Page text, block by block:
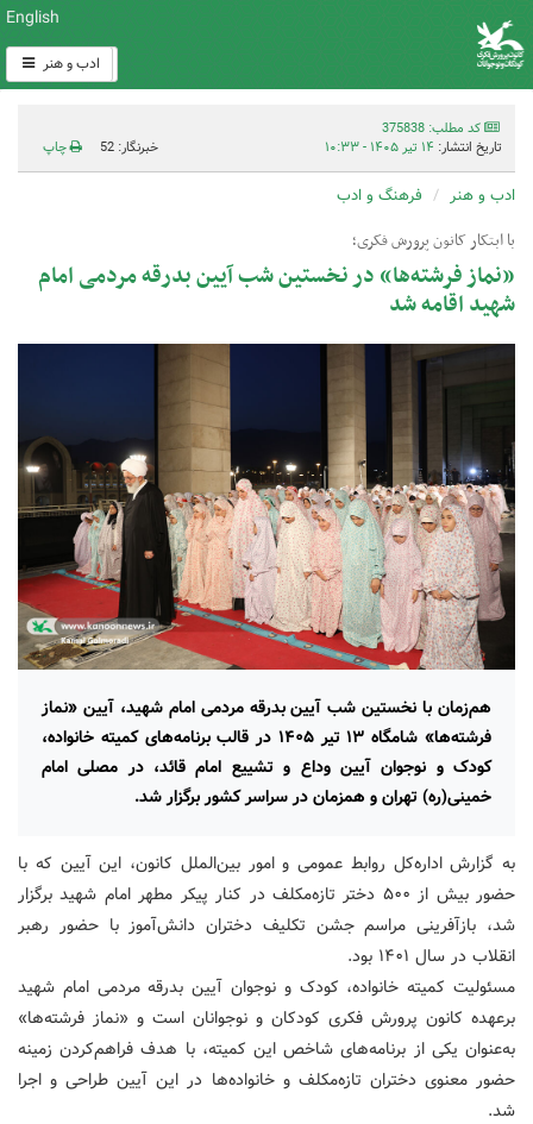
English
ادب و هنر
کد مطلب: 375838
تاریخ انتشار: ۱۴ تیر ۱۴۰۵ - ۱۰:۳۳ خبرنگار: 52 چاپ
ادب و هنر فرهنگ و ادب
با ابتکار کانون پرورش فکری؛
«نماز فرشته‌ها» در نخستین شب آیین بدرقه مردمی امام
شهید اقامه شد
هم‌زمان با نخستین شب آیین بدرقه مردمی امام شهید، آیین «نماز
فرشته‌ها» شامگاه ۱۳ تیر ۱۴۰۵ در قالب برنامه‌های کمیته خانواده،
کودک و نوجوان آیین وداع و تشییع امام قائد، در مصلی امام
خمینی(ره) تهران و همزمان در سراسر کشور برگزار شد.
به گزارش اداره‌کل روابط عمومی و امور بین‌الملل کانون، این آیین که با
حضور بیش از ۵۰۰ دختر تازه‌مکلف در کنار پیکر مطهر امام شهید برگزار
شد، بازآفرینی مراسم جشن تکلیف دختران دانش‌آموز با حضور رهبر
انقلاب در سال ۱۴۰۱ بود.
مسئولیت کمیته خانواده، کودک و نوجوان آیین بدرقه مردمی امام شهید
برعهده کانون پرورش فکری کودکان و نوجوانان است و «نماز فرشته‌ها»
به‌عنوان یکی از برنامه‌های شاخص این کمیته، با هدف فراهم‌کردن زمینه
حضور معنوی دختران تازه‌مکلف و خانواده‌ها در این آیین طراحی و اجرا
شد.